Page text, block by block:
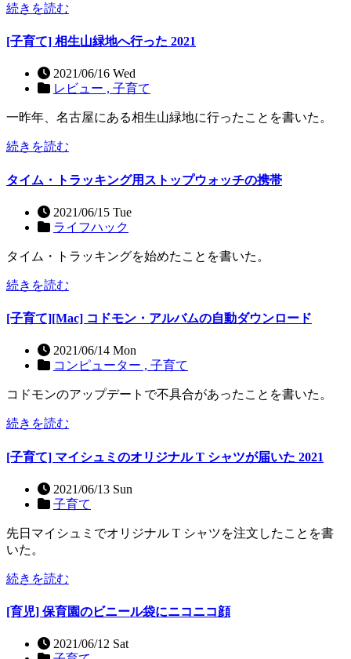
続きを読む
[子育て] 相生山緑地へ行った 2021
2021/06/16 Wed
レビュー , 子育て
一昨年、名古屋にある相生山緑地に行ったことを書いた。
続きを読む
タイム・トラッキング用ストップウォッチの携帯
2021/06/15 Tue
ライフハック
タイム・トラッキングを始めたことを書いた。
続きを読む
[子育て][Mac] コドモン・アルバムの自動ダウンロード
2021/06/14 Mon
コンピューター , 子育て
コドモンのアップデートで不具合があったことを書いた。
続きを読む
[子育て] マイシュミのオリジナル T シャツが届いた 2021
2021/06/13 Sun
子育て
先日マイシュミでオリジナル T シャツを注文したことを書
いた。
続きを読む
[育児] 保育園のビニール袋にニコニコ顔
2021/06/12 Sat